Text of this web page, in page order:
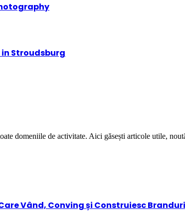
Stroudsburg
domeniile de activitate. Aici găsești articole utile,
Vând, Conving și Construiesc